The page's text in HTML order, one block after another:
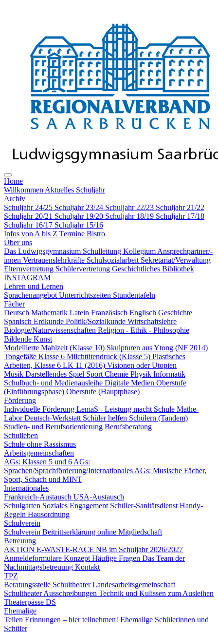
Home
Willkommen Aktuelles Schuljahr
Archiv
Schuljahr 24/25 Schuljahr 23/24 Schuljahr 22/23 Schuljahr 21/22
Schuljahr 20/21 Schuljahr 19/20 Schuljahr 18/19 Schuljahr 17/18
Schuljahr 16/17 Schuljahr 15/16
Infos von A bis Z Termine Bistro
Über uns
Das Ludwigsgymnasium Schulleitung Kollegium Ansprechpartner/-
innen Vertrauenslehrkräfte Schulsozialarbeit Sekretariat/Verwaltung
Elternvertretung Schülervertretung Geschichtliches Bibliothek
INSTAGRAM
Lehren und Lernen
Sprachenangebot Unterrichtszeiten Stundentafeln
Fächer
Deutsch Mathematik Latein Französisch Englisch Geschichte
Spanisch Erdkunde Politik/Sozialkunde Wirtschaftslehre
Biologie/Naturwissenschaften Religion - Ethik - Philosophie
Bildende Kunst
Modellierte Mahlzeit (Klasse 10) Skulpturen aus Ytong (NF 2014)
Tongefäße Klasse 6 Milchtütendruck (Klasse 5) Plastisches
Arbeiten, Klasse 6 LK 11 (2016) Visionen oder Utopien
Musik Darstellendes Spiel Sport Chemie Physik Informatik
Schulbuch- und Medienausleihe Digitale Medien Oberstufe
(Einführungsphase) Oberstufe (Hauptphase)
Förderung
Individuelle Förderung LemaS - Leistung macht Schule Mathe-
LaborDeutsch-Werkstatt Schüler helfen Schülern (Tandem)
Studien- und Berufsorientierung Berufsberatung
Schulleben
Schule ohne Rassismus
Arbeitsgemeinschaften
AGs: Klassen 5 und 6 AGs:
Sprachen/Sprachförderung/Internationales AGs: Musische Fächer,
Sport, Schach und MINT
Internationales
Frankreich-Austausch USA-Austausch
Schulgarten Soziales Engagement Schüler-Sanitätsdienst Handy-
Regeln Hausordnung
Schulverein
Schulverein Beitrittserklärung online Mitgliedschaft
Betreuung
AKTION E-WASTE-RACE NB im Schuljahr 2026/2027
Anmeldeformulare Konzept Häufige Fragen Das Team der
Nachmittagsbetreuung Kontakt
TPZ
Beratungsstelle SchultheaterLandesarbeitsgemeinschaft
SchultheaterAusschreibungen Technik und Kulissen zum Ausleihen
Theaterpässe DS
Ehemalige
Teilen Erinnungen – hier teilnehmen! Ehemalige Schülerinnen und
Schüler